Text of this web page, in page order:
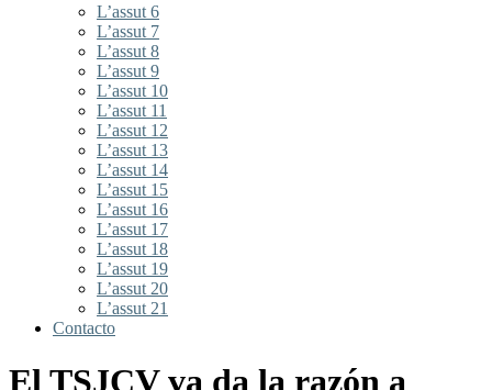
L’assut 6
L’assut 7
L’assut 8
L’assut 9
L’assut 10
L’assut 11
L’assut 12
L’assut 13
L’assut 14
L’assut 15
L’assut 16
L’assut 17
L’assut 18
L’assut 19
L’assut 20
L’assut 21
Contacto
El TSJCV va da la razón a